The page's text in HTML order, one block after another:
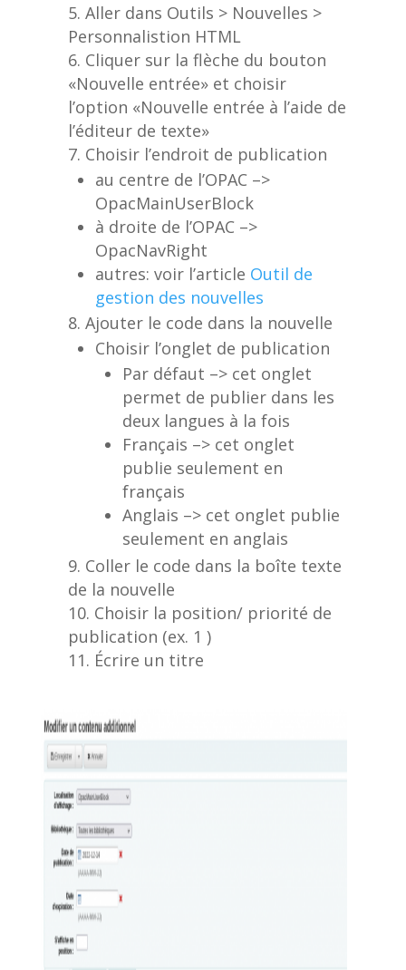
Aller dans Outils > Nouvelles >
Personnalistion HTML
Cliquer sur la flèche du bouton
«Nouvelle entrée» et choisir
l’option «Nouvelle entrée à l’aide de
l’éditeur de texte»
Choisir l’endroit de publication
au centre de l’OPAC –>
OpacMainUserBlock
à droite de l’OPAC –>
OpacNavRight
autres: voir l’article Outil de
gestion des nouvelles
Ajouter le code dans la nouvelle
Choisir l’onglet de publication
Par défaut –> cet onglet
permet de publier dans les
deux langues à la fois
Français –> cet onglet
publie seulement en
français
Anglais –> cet onglet publie
seulement en anglais
Coller le code dans la boîte texte
de la nouvelle
Choisir la position/ priorité de
publication (ex. 1 )
Écrire un titre